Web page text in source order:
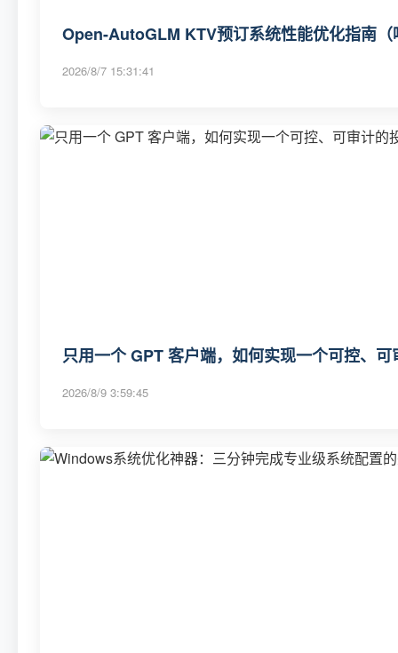
Open-AutoGLM KTV预订系统性能优化指南
2026/8/7 15:31:41
只用一个 GPT 客户端，如何实现一个可控、
2026/8/9 3:59:45